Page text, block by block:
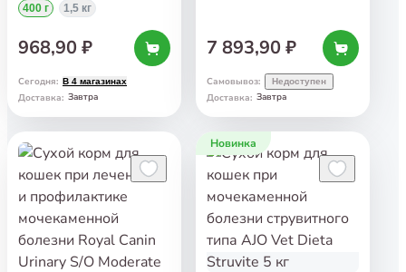
400 г 1,5 кг
968,90 ₽
Сегодня: В 4 магазинах
Доставка: Завтра
7 893,90 ₽
Самовывоз: Недоступен
Доставка: Завтра
Новинка